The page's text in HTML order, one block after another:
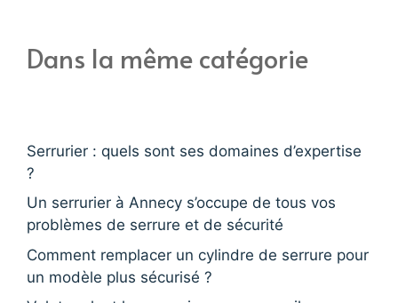
Dans la même catégorie
Serrurier : quels sont ses domaines d’expertise
?
Un serrurier à Annecy s’occupe de tous vos
problèmes de serrure et de sécurité
Comment remplacer un cylindre de serrure pour
un modèle plus sécurisé ?